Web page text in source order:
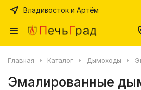
Владивосток и Артём
Главная Каталог Дымоходы
Эмалированные